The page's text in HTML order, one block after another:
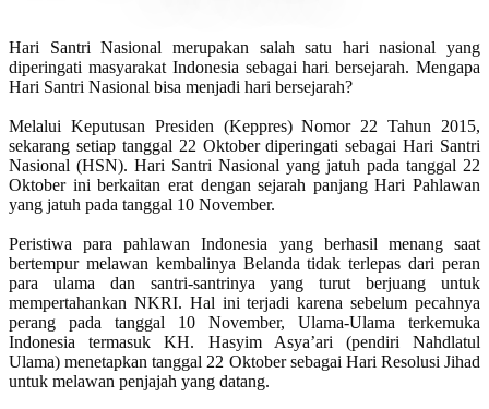
Hari Santri Nasional merupakan salah satu hari nasional yang
diperingati masyarakat Indonesia sebagai hari bersejarah. Mengapa
Hari Santri Nasional bisa menjadi hari bersejarah?
Melalui Keputusan Presiden (Keppres) Nomor 22 Tahun 2015,
sekarang setiap tanggal 22 Oktober diperingati sebagai Hari Santri
Nasional (HSN). Hari Santri Nasional yang jatuh pada tanggal 22
Oktober ini berkaitan erat dengan sejarah panjang Hari Pahlawan
yang jatuh pada tanggal 10 November.
Peristiwa para pahlawan Indonesia yang berhasil menang saat
bertempur melawan kembalinya Belanda tidak terlepas dari peran
para ulama dan santri-santrinya yang turut berjuang untuk
mempertahankan NKRI. Hal ini terjadi karena sebelum pecahnya
perang pada tanggal 10 November, Ulama-Ulama terkemuka
Indonesia termasuk KH. Hasyim Asya’ari (pendiri Nahdlatul
Ulama) menetapkan tanggal 22 Oktober sebagai Hari Resolusi Jihad
untuk melawan penjajah yang datang.